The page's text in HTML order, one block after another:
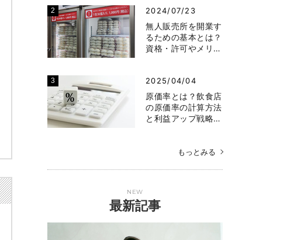
2024/07/23
無人販売所を開業す
るための基本とは？
資格・許可やメリ…
2025/04/04
原価率とは？飲食店
の原価率の計算方法
と利益アップ戦略…
もっとみる
NEW
最新記事